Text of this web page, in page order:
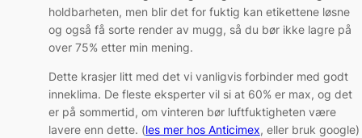
holdbarheten, men blir det for fuktig kan etikettene løsne
og også få sorte render av mugg, så du bør ikke lagre på
over 75% etter min mening.
Dette krasjer litt med det vi vanligvis forbinder med godt
inneklima. De fleste eksperter vil si at 60% er max, og det
er på sommertid, om vinteren bør luftfuktigheten være
lavere enn dette. (les mer hos Anticimex, eller bruk google)